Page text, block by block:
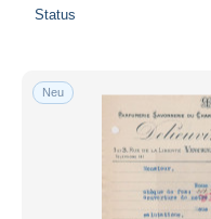
Status
Neu